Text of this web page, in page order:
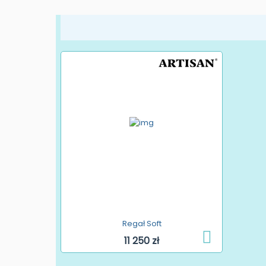
Regał Soft
11 250 zł